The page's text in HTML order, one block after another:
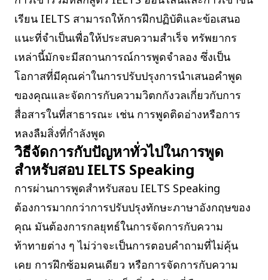
เรียน IELTS สามารถให้การฝึกปฏิบัติและข้อเสนอ
แนะที่จำเป็นเพื่อให้ประสบความสำเร็จ ทรัพยากร
เหล่านี้มักจะมีสถานการณ์การพูดจำลอง ซึ่งเป็น
โอกาสที่มีคุณค่าในการปรับปรุงการนำเสนอคำพูด
ของคุณและจัดการกับความวิตกกังวลเกี่ยวกับการ
สื่อสารในที่สาธารณะ เช่น การพูดติดอ่างหรือการ
หลงลืมสิ่งที่กำลังพูด
วิธีจัดการกับปัญหาทั่วไปในการพูด
สำหรับสอบ IELTS Speaking
การผ่านการพูดสำหรับสอบ IELTS Speaking
ต้องการมากกว่าการปรับปรุงทักษะภาษาอังกฤษของ
คุณ มันต้องการกลยุทธ์ในการจัดการกับความ
ท้าทายต่าง ๆ ไม่ว่าจะเป็นการตอบคำถามที่ไม่คุ้น
เคย การฝึกซ้อมคนเดียว หรือการจัดการกับความ